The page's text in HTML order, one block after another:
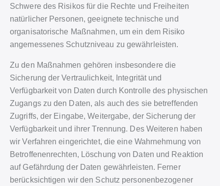
Schwere des Risikos für die Rechte und Freiheiten
natürlicher Personen, geeignete technische und
organisatorische Maßnahmen, um ein dem Risiko
angemessenes Schutzniveau zu gewährleisten.
Zu den Maßnahmen gehören insbesondere die
Sicherung der Vertraulichkeit, Integrität und
Verfügbarkeit von Daten durch Kontrolle des physischen
Zugangs zu den Daten, als auch des sie betreffenden
Zugriffs, der Eingabe, Weitergabe, der Sicherung der
Verfügbarkeit und ihrer Trennung. Des Weiteren haben
wir Verfahren eingerichtet, die eine Wahrnehmung von
Betroffenenrechten, Löschung von Daten und Reaktion
auf Gefährdung der Daten gewährleisten. Ferner
berücksichtigen wir den Schutz personenbezogener